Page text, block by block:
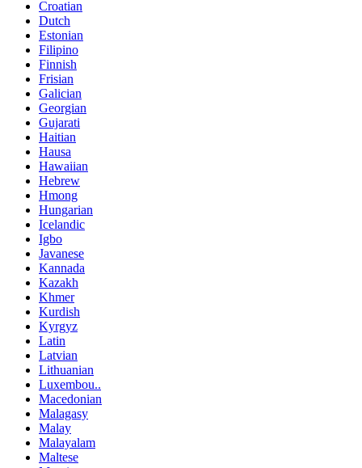
Croatian
Dutch
Estonian
Filipino
Finnish
Frisian
Galician
Georgian
Gujarati
Haitian
Hausa
Hawaiian
Hebrew
Hmong
Hungarian
Icelandic
Igbo
Javanese
Kannada
Kazakh
Khmer
Kurdish
Kyrgyz
Latin
Latvian
Lithuanian
Luxembou..
Macedonian
Malagasy
Malay
Malayalam
Maltese